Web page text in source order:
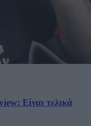
Είναι τελικά